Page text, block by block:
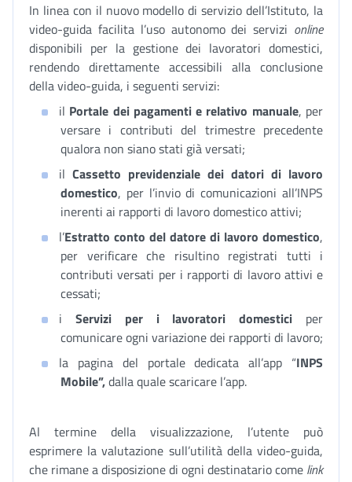
In linea con il nuovo modello di servizio dell’Istituto, la
video-guida facilita l’uso autonomo dei servizi online
disponibili per la gestione dei lavoratori domestici,
rendendo direttamente accessibili alla conclusione
della video-guida, i seguenti servizi:
il Portale dei pagamenti e relativo manuale, per
versare i contributi del trimestre precedente
qualora non siano stati già versati;
il Cassetto previdenziale dei datori di lavoro
domestico, per l’invio di comunicazioni all’INPS
inerenti ai rapporti di lavoro domestico attivi;
l’Estratto conto del datore di lavoro domestico,
per verificare che risultino registrati tutti i
contributi versati per i rapporti di lavoro attivi e
cessati;
i Servizi per i lavoratori domestici per
comunicare ogni variazione dei rapporti di lavoro;
la pagina del portale dedicata all’app “INPS
Mobile”,dalla quale scaricare l’app.
Al termine della visualizzazione, l’utente può
esprimere la valutazione sull’utilità della video-guida,
che rimane a disposizione di ogni destinatario come link